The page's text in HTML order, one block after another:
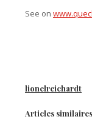
See on
lionelreichardt
Articles similaires